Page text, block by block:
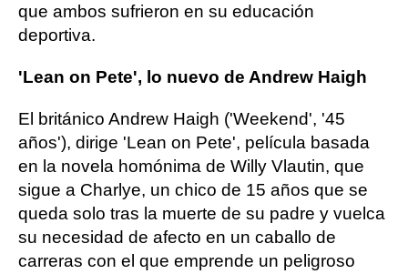
que ambos sufrieron en su educación
deportiva.
'Lean on Pete', lo nuevo de Andrew Haigh
El británico Andrew Haigh ('Weekend', '45
años'), dirige 'Lean on Pete', película basada
en la novela homónima de Willy Vlautin, que
sigue a Charlye, un chico de 15 años que se
queda solo tras la muerte de su padre y vuelca
su necesidad de afecto en un caballo de
carreras con el que emprende un peligroso